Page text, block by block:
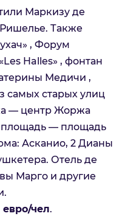
Маркизу де
Также
, Форум
Halles» , фонтан
Медичи ,
самых старых улиц
— центр Жоржа
— площадь
Асканио, 2 Дианы
Отель де
Марго и другие
евро/чел.